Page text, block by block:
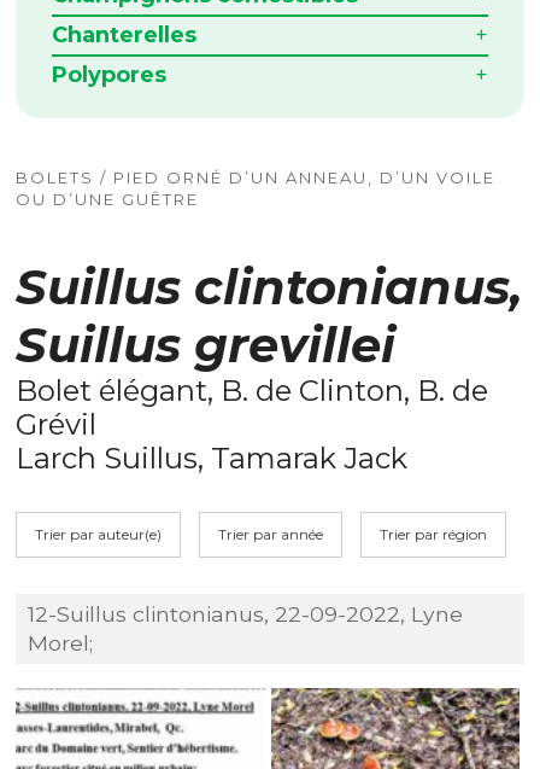
Chanterelles
Polypores
BOLETS / PIED ORNÉ D’UN ANNEAU, D’UN VOILE
OU D’UNE GUÊTRE
Suillus clintonianus,
Suillus grevillei
Bolet élégant, B. de Clinton, B. de
Grévil
Larch Suillus, Tamarak Jack
Trier par auteur(e) Trier par année Trier par région
12-Suillus clintonianus, 22-09-2022, Lyne
Morel;